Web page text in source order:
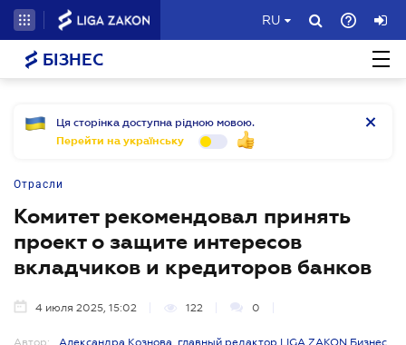
RU
БІЗНЕС
Ця сторінка доступна рідною мовою.
Перейти на українську
Отрасли
Комитет рекомендовал принять
проект о защите интересов
вкладчиков и кредиторов банков
4 июля 2025, 15:02 122 0
Автор: Александра Кознова, главный редактор LIGA ZAKON Бизнес